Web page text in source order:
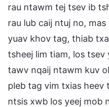
rau ntawm tej tsev ib
rau lub caij ntuj no,
yuav khov tag, thiab
tsheej lim tiam, los tsev
tawv nqaij ntawm kuv
pleb tag vim txias heev
ntsis xwb los yeej mob